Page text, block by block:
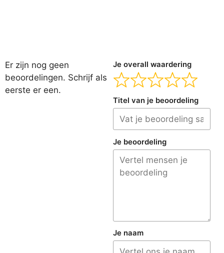
Er zijn nog geen
beoordelingen. Schrijf als
eerste er een.
Je overall waardering
Titel van je beoordeling
Je beoordeling
Je naam